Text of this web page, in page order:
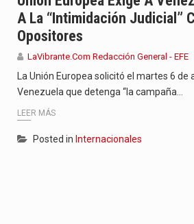
A La “intimidación Judicial”
Opositores
LaVibrante.Com Redacción General - EFE
La Unión Europea solicitó el martes 6 de
Venezuela que detenga “la campaña…
LEER MÁS
Posted in Internacionales